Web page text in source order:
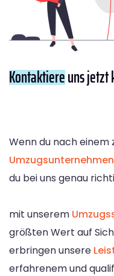
Kontaktiereuns jetzt
Wenn du nach
du bei uns genau
mit unserem
größten Wert auf
erbringen unsere
erfahrenem und